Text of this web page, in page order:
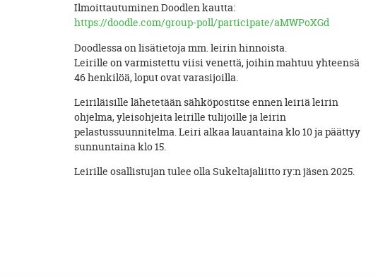
Ilmoittautuminen Doodlen kautta:
https://doodle.com/group-poll/participate/aMWPoXGd
Doodlessa on lisätietoja mm. leirin hinnoista.
Leirille on varmistettu viisi venettä, joihin mahtuu yhteensä
46 henkilöä, loput ovat varasijoilla.
Leiriläisille lähetetään sähköpostitse ennen leiriä leirin
ohjelma, yleisohjeita leirille tulijoille ja leirin
pelastussuunnitelma. Leiri alkaa lauantaina klo 10 ja päättyy
sunnuntaina klo 15.
Leirille osallistujan tulee olla Sukeltajaliitto ry:n jäsen 2025.